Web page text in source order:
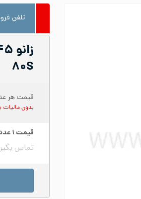
تلفن
۸۰S
قیمت هر
بدون مالیات
قیمت ۱
تماس